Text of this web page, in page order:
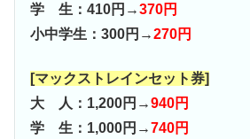
学 生：410円→370円
小中学生：300円→270円
[マックストレインセット券]
大 人：1,200円→940円
学 生：1,000円→740円